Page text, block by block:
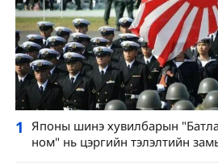
1 Японы шинэ хувилбарын
ном" нь цэргийн тэлэлтийн